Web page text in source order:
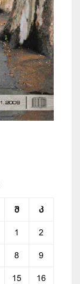
შ კ
1 2
8 9
15 16